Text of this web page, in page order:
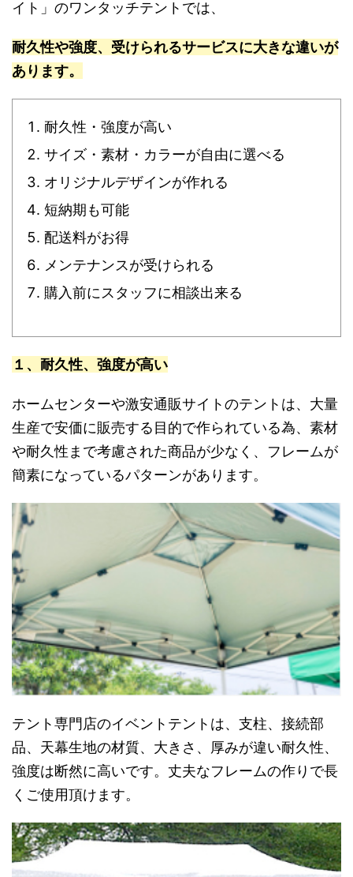
イト」のワンタッチテントでは、
耐久性や強度、受けられるサービスに大きな違いが
あります。
耐久性・強度が高い
サイズ・素材・カラーが自由に選べる
オリジナルデザインが作れる
短納期も可能
配送料がお得
メンテナンスが受けられる
購入前にスタッフに相談出来る
１、耐久性、強度が高い
ホームセンターや激安通販サイトのテントは、大量
生産で安価に販売する目的で作られている為、素材
や耐久性まで考慮された商品が少なく、フレームが
簡素になっているパターンがあります。
テント専門店のイベントテントは、支柱、接続部
品、天幕生地の材質、大きさ、厚みが違い耐久性、
強度は断然に高いです。丈夫なフレームの作りで長
くご使用頂けます。